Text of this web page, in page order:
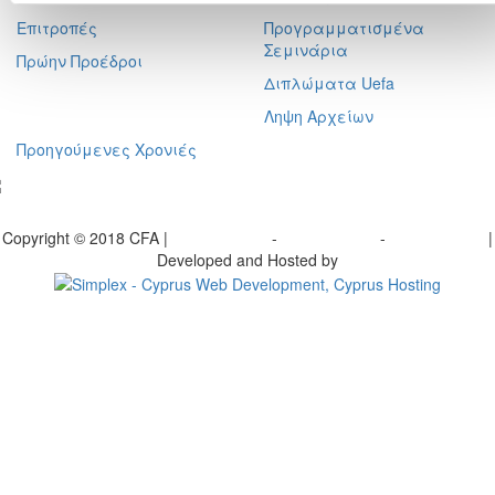
Επιτροπές
Πρώην Προέδροι
Προγραμματισμένα
Σεμινάρια
Διπλώματα Uefa
Ληψη Αρχείων
Προηγούμενες Χρονιές
Copyright © 2018 CFA | - -
|
Developed and Hosted by